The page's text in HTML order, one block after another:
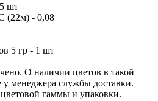
шт
(22м) - 0,08
5 гр - 1 шт
О наличии цветов в такой
у менеджера службы доставки.
гаммы и упаковки.